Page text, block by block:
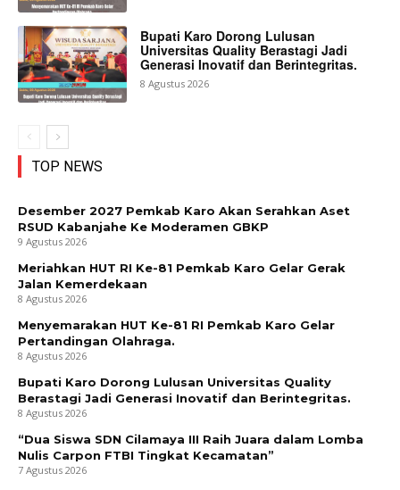
Bupati Karo Dorong Lulusan
Universitas Quality Berastagi Jadi
Generasi Inovatif dan Berintegritas.
8 Agustus 2026
TOP NEWS
Desember 2027 Pemkab Karo Akan Serahkan Aset
RSUD Kabanjahe Ke Moderamen GBKP
9 Agustus 2026
Meriahkan HUT RI Ke-81 Pemkab Karo Gelar Gerak
Jalan Kemerdekaan
8 Agustus 2026
Menyemarakan HUT Ke-81 RI Pemkab Karo Gelar
Pertandingan Olahraga.
8 Agustus 2026
Bupati Karo Dorong Lulusan Universitas Quality
Berastagi Jadi Generasi Inovatif dan Berintegritas.
8 Agustus 2026
“Dua Siswa SDN Cilamaya III Raih Juara dalam Lomba
Nulis Carpon FTBI Tingkat Kecamatan”
7 Agustus 2026